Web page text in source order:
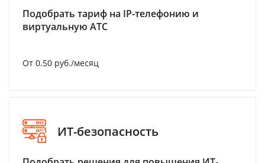
Подобрать тариф на IP-телефонию и
виртуальную АТС
От 0.50 руб./месяц
ИТ-безопасность